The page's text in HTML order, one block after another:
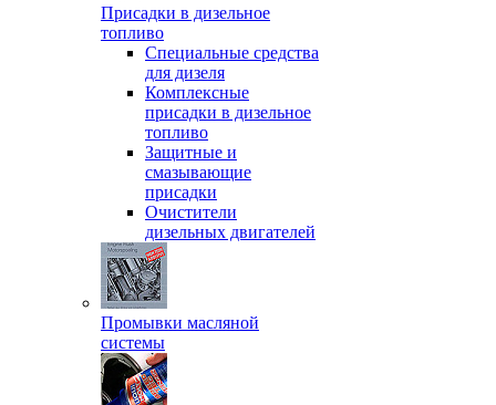
Присадки в дизельное
топливо
Спeциальные средства
для дизеля
Комплексные
присадки в дизельное
топливо
Защитные и
смазывающие
присадки
Очистители
дизельных двигателей
Промывки масляной
системы